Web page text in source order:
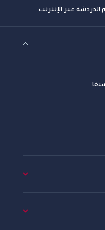
عبر الإنترنت